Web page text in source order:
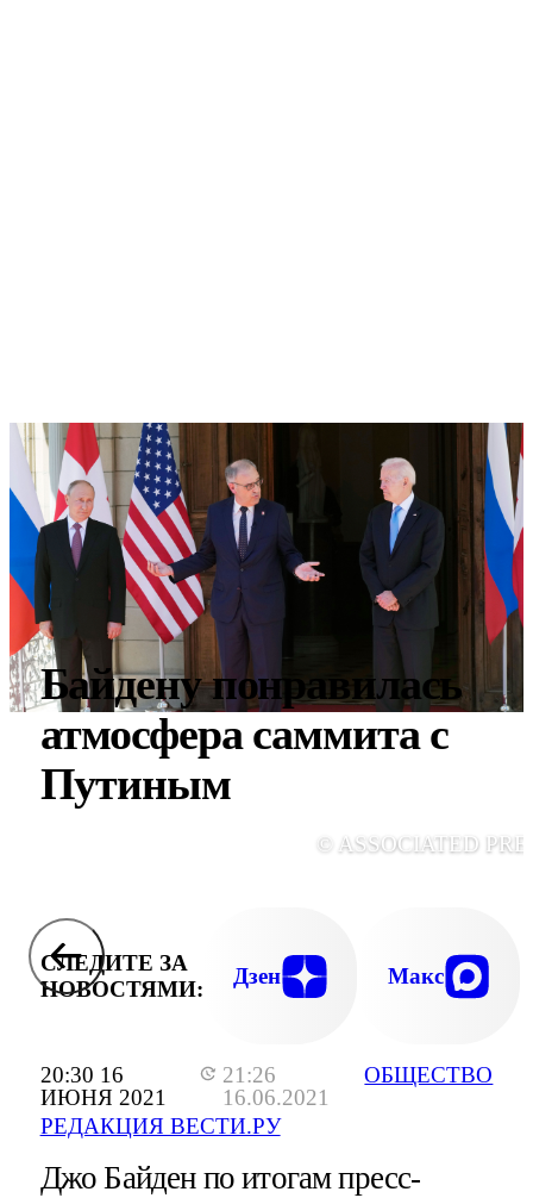
20:30 16
ИЮНЯ 2021
21:26
16.06.2021
РЕДАКЦИЯ ВЕСТИ.РУ
ОБЩЕСТВО
Байдену понравилась
атмосфера саммита с
Путиным
© ASSOCIATED
СЛЕДИТЕ ЗА
НОВОСТЯМИ:
Дзен Макс
Джо Байден по итогам пресс-